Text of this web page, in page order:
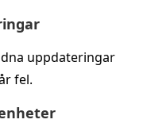
uppdateringar
fel.